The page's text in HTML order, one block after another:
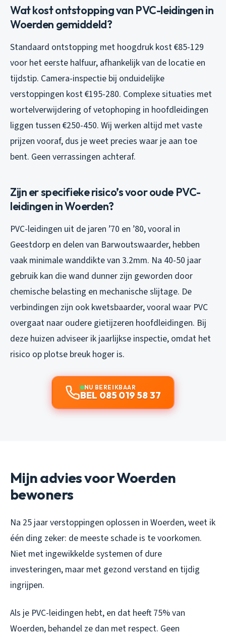
Wat kost ontstopping van PVC-leidingen in
Woerden gemiddeld?
Standaard ontstopping met hoogdruk kost €85-129
voor het eerste halfuur, afhankelijk van de locatie en
tijdstip. Camera-inspectie bij onduidelijke
verstoppingen kost €195-280. Complexe situaties met
wortelverwijdering of vetophoping in hoofdleidingen
liggen tussen €250-450. Wij werken altijd met vaste
prijzen vooraf, dus je weet precies waar je aan toe
bent. Geen verrassingen achteraf.
Zijn er specifieke risico’s voor oude PVC-
leidingen in Woerden?
PVC-leidingen uit de jaren ’70 en ’80, vooral in
Geestdorp en delen van Barwoutswaarder, hebben
vaak minimale wanddikte van 3.2mm. Na 40-50 jaar
gebruik kan die wand dunner zijn geworden door
chemische belasting en mechanische slijtage. De
verbindingen zijn ook kwetsbaarder, vooral waar PVC
overgaat naar oudere gietijzeren hoofdleidingen. Bij
deze huizen adviseer ik jaarlijkse inspectie, omdat het
risico op plotse breuk hoger is.
NU BEREIKBAAR
BEL 085 019 58 37
Mijn advies voor Woerden
bewoners
Na 25 jaar verstoppingen oplossen in Woerden, weet ik
één ding zeker: de meeste schade is te voorkomen.
Niet met ingewikkelde systemen of dure
investeringen, maar met gezond verstand en tijdig
ingrijpen.
Als je PVC-leidingen hebt, en dat heeft 75% van
Woerden, behandel ze dan met respect. Geen